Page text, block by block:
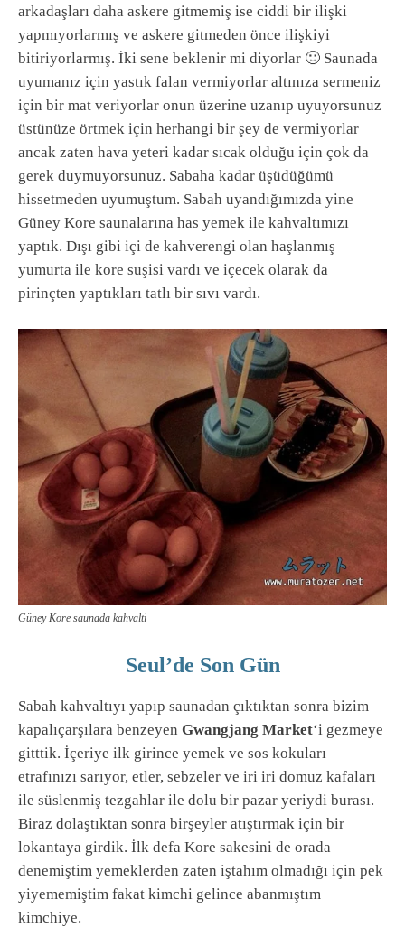
arkadaşları daha askere gitmemiş ise ciddi bir ilişki
yapmıyorlarmış ve askere gitmeden önce ilişkiyi
bitiriyorlarmış. İki sene beklenir mi diyorlar 🙂 Saunada
uyumanız için yastık falan vermiyorlar altınıza sermeniz
için bir mat veriyorlar onun üzerine uzanıp uyuyorsunuz
üstünüze örtmek için herhangi bir şey de vermiyorlar
ancak zaten hava yeteri kadar sıcak olduğu için çok da
gerek duymuyorsunuz. Sabaha kadar üşüdüğümü
hissetmeden uyumuştum. Sabah uyandığımızda yine
Güney Kore saunalarına has yemek ile kahvaltımızı
yaptık. Dışı gibi içi de kahverengi olan haşlanmış
yumurta ile kore suşisi vardı ve içecek olarak da
pirinçten yaptıkları tatlı bir sıvı vardı.
Güney Kore saunada kahvalti
Seul’de Son Gün
Sabah kahvaltıyı yapıp saunadan çıktıktan sonra bizim
kapalıçarşılara benzeyen Gwangjang Market‘i gezmeye
gitttik. İçeriye ilk girince yemek ve sos kokuları
etrafınızı sarıyor, etler, sebzeler ve iri iri domuz kafaları
ile süslenmiş tezgahlar ile dolu bir pazar yeriydi burası.
Biraz dolaştıktan sonra birşeyler atıştırmak için bir
lokantaya girdik. İlk defa Kore sakesini de orada
denemiştim yemeklerden zaten iştahım olmadığı için pek
yiyememiştim fakat kimchi gelince abanmıştım
kimchiye.